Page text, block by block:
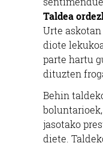
Taldea
Urte
diote
parte hartu
dituzten
Behin
jasotako
diete.